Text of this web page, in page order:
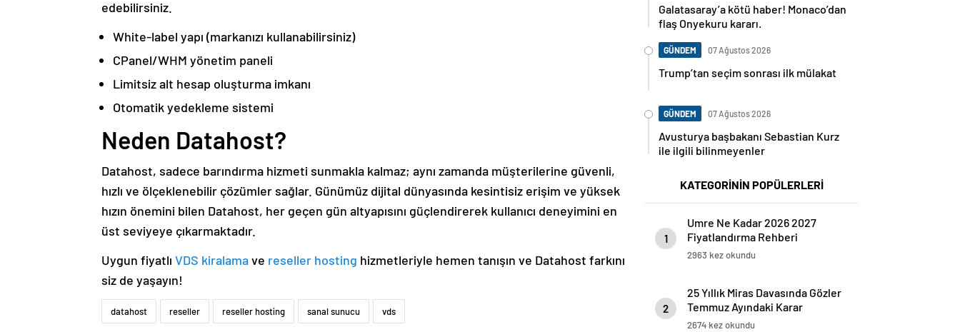
edebilirsiniz.
White-label yapı (markanızı kullanabilirsiniz)
CPanel/WHM yönetim paneli
Limitsiz alt hesap oluşturma imkanı
Otomatik yedekleme sistemi
Neden Datahost?
Datahost, sadece barındırma hizmeti sunmakla kalmaz; aynı zamanda müşterilerine güvenli,
hızlı ve ölçeklenebilir çözümler sağlar. Günümüz dijital dünyasında kesintisiz erişim ve yüksek
hızın önemini bilen Datahost, her geçen gün altyapısını güçlendirerek kullanıcı deneyimini en
üst seviyeye çıkarmaktadır.
Uygun fiyatlı VDS kiralamave reseller hosting hizmetleriyle hemen tanışın ve Datahost farkını
siz de yaşayın!
datahost reseller reseller hosting sanal sunucu vds
Galatasaray’a kötü haber! Monaco’dan
flaş Onyekuru kararı.
GÜNDEM 07 Ağustos 2026
Trump’tan seçim sonrası ilk mülakat
GÜNDEM 07 Ağustos 2026
Avusturya başbakanı Sebastian Kurz
ile ilgili bilinmeyenler
KATEGORİNİN POPÜLERLERİ
1
Umre Ne Kadar 2026 2027
Fiyatlandırma Rehberi
2963 kez okundu
2
25 Yıllık Miras Davasında Gözler
Temmuz Ayındaki Karar
Duruşmasına Çevrildi
2674 kez okundu